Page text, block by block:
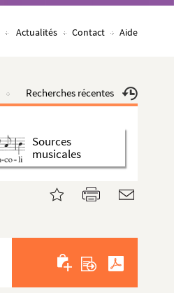
Actualités Contact Aide
Recherches récentes
Sources
musicales